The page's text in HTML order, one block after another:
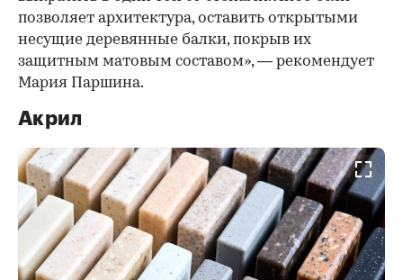
позволяет архитектура, оставить открытыми
несущие деревянные балки, покрыв их
защитным матовым составом», — рекомендует
Мария Паршина.
Акрил